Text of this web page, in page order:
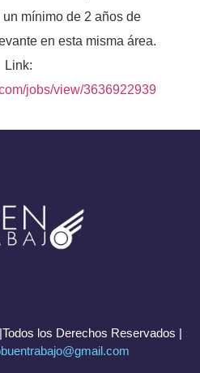
mínimo de 2 años de
en esta misma área.
Link:
jobs/view/3636922939
los Derechos Reservados |